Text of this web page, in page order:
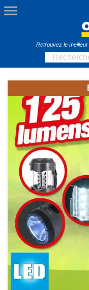

Retrouvez le